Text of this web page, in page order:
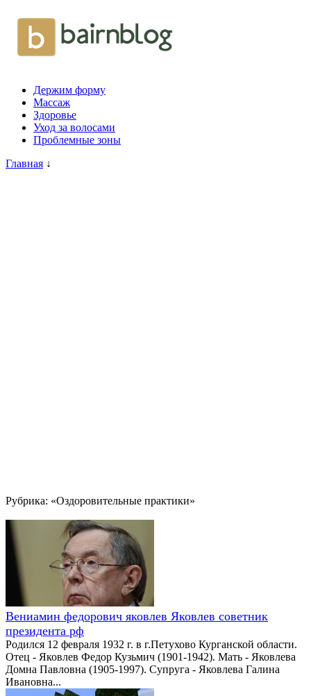
Держим форму
Массаж
Здоровье
Уход за волосами
Проблемные зоны
Главная ↓
Рубрика: «Оздоровительные практики»
Вениамин федорович яковлев Яковлев советник
президента рф
Родился 12 февраля 1932 г. в г.Петухово Курганской области.
Отец - Яковлев Федор Кузьмич (1901-1942). Мать - Яковлева
Домна Павловна (1905-1997). Супруга - Яковлева Галина
Ивановна...